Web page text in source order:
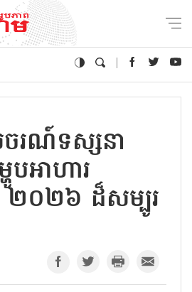
រណ៍ទស្សនា
អាហារ
២០២៦ ដ៏សម្បូរ